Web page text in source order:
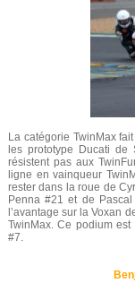
La catégorie TwinMax
les prototype Ducati
résistent pas aux
ligne en vainqueur
rester dans la roue de
Penna #21 et de
l’avantage sur la Voxan
TwinMax. Ce podium
#7.